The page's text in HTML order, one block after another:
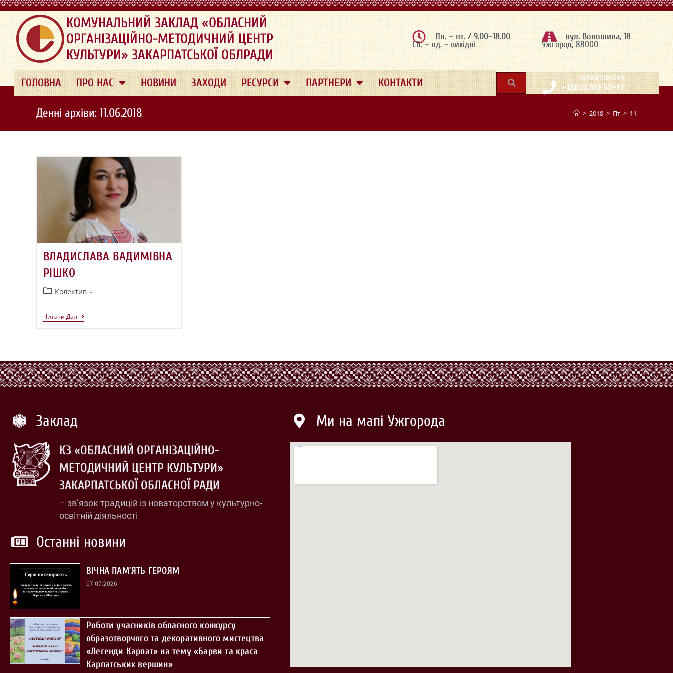
.
КОМУНАЛЬНИЙ ЗАКЛАД «ОБЛАСНИЙ
ОРГАНІЗАЦІЙНО-МЕТОДИЧНИЙ ЦЕНТР
КУЛЬТУРИ» ЗАКАРПАТСЬКОЇ ОБЛРАДИ
Пн. – пт. / 9.00–18.00
Сб. – нд. – вихідні
вул. Волошина, 18
Ужгород, 88000
ГОЛОВНА ПРО НАС НОВИНИ ЗАХОДИ РЕСУРСИ ПАРТНЕРИ КОНТАКТИ | телефонуйте
+38(0312)61-60-33
Денні архіви: 11.06.2018 > 2018 > Пт > 11
ВЛАДИСЛАВА ВАДИМІВНА
РІШКО
Колектив
Читати Далі
Заклад
КЗ «ОБЛАСНИЙ ОРГАНІЗАЦІЙНО-
МЕТОДИЧНИЙ ЦЕНТР КУЛЬТУРИ»
ЗАКАРПАТСЬКОЇ ОБЛАСНОЇ РАДИ
– зв’язок традицій із новаторством у культурно-
освітній діяльності
Останні новини
ВІЧНА ПАМ’ЯТЬ ГЕРОЯМ
07.07.2026
Роботи учасників обласного конкурсу
образотворчого та декоративного мистецтва
«Легенди Карпат» на тему «Барви та краса
Карпатських вершин»
Ми на мапі Ужгорода